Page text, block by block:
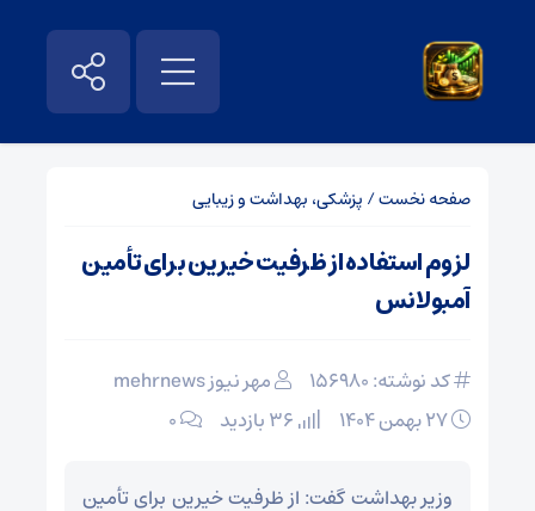
صفحه نخست/ پزشکی، بهداشت و زیبایی
لزوم استفاده از ظرفیت خیرین برای تأمین
آمبولانس
کد نوشته: 156980
مهر نیوز mehrnews
۰
وزیر بهداشت گفت: از ظرفیت خیرین برای تأمین